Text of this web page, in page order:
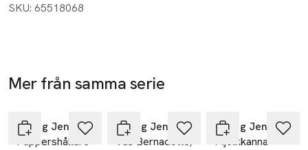
SKU: 65518068
Mer från samma serie
Georg Jensen
Pappershållare
Georg Jensen
Vas Bernadotte,
Georg Jensen
Mjölkkanna